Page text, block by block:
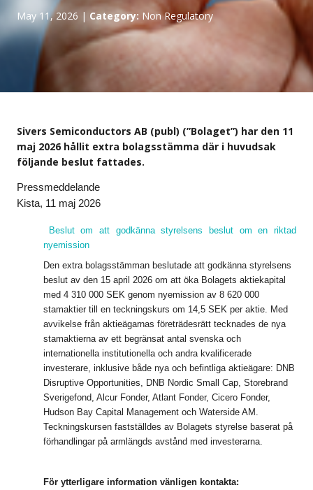
May 11, 2026 | Category: Non Regulatory
Sivers Semiconductors AB (publ) (”Bolaget”) har den 11
maj 2026 hållit extra bolagsstämma där i huvudsak
följande beslut fattades.
Pressmeddelande
Kista, 11 maj 2026
Beslut om att godkänna styrelsens beslut om en riktad
nyemission
Den extra bolagsstämman beslutade att godkänna styrelsens
beslut av den 15 april 2026 om att öka Bolagets aktiekapital
med 4 310 000 SEK genom nyemission av 8 620 000
stamaktier till en teckningskurs om 14,5 SEK per aktie. Med
avvikelse från aktieägarnas företrädesrätt tecknades de nya
stamaktierna av ett begränsat antal svenska och
internationella institutionella och andra kvalificerade
investerare, inklusive både nya och befintliga aktieägare: DNB
Disruptive Opportunities, DNB Nordic Small Cap, Storebrand
Sverigefond, Alcur Fonder, Atlant Fonder, Cicero Fonder,
Hudson Bay Capital Management och Waterside AM.
Teckningskursen fastställdes av Bolagets styrelse baserat på
förhandlingar på armlängds avstånd med investerarna.
För ytterligare information vänligen kontakta: